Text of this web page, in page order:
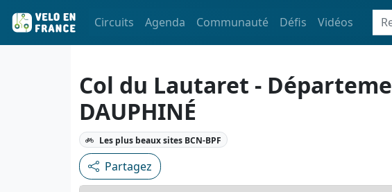
Circuits Agenda Communauté Défis Vidéos
Col du Lautaret -
DAUPHINÉ
Les plus beaux sites BCN-BPF
Partagez